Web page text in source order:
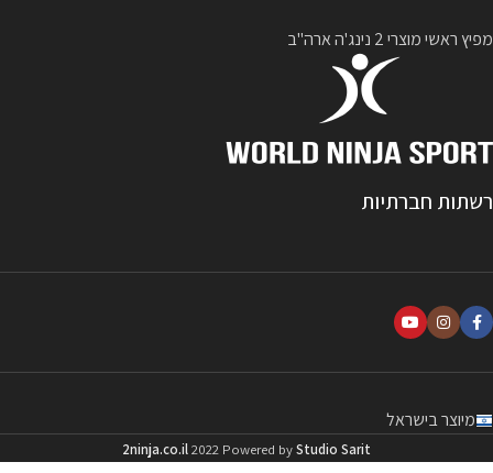
מפיץ ראשי מוצרי 2 נינג'ה ארה"ב
רשתות חברתיות
מיוצר בישראל
2ninja.co.il2022 Powered byStudio Sarit